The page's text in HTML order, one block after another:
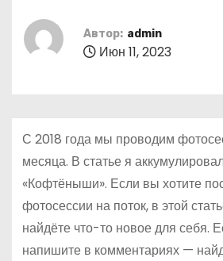
Автор: admin
Июн 11, 2023
С 2018 года мы проводим
месяца. В статье я
«Кофтёныши». Если вы хотите
фотосессии на поток, в этой
найдёте что-то новое для себя.
напишите в комментариях —